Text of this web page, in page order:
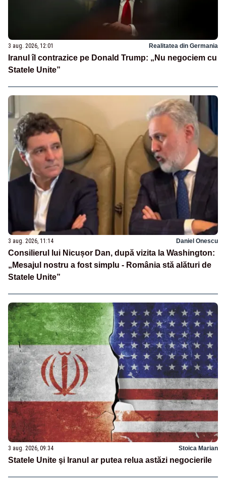
3 aug. 2026, 12:01 Realitatea din Germania
Iranul îl contrazice pe Donald Trump: „Nu negociem cu
Statele Unite”
3 aug. 2026, 11:14 Daniel Onescu
Consilierul lui Nicușor Dan, după vizita la Washington:
„Mesajul nostru a fost simplu - România stă alături de
Statele Unite”
3 aug. 2026, 09:34 Stoica Marian
Statele Unite şi Iranul ar putea relua astăzi negocierile